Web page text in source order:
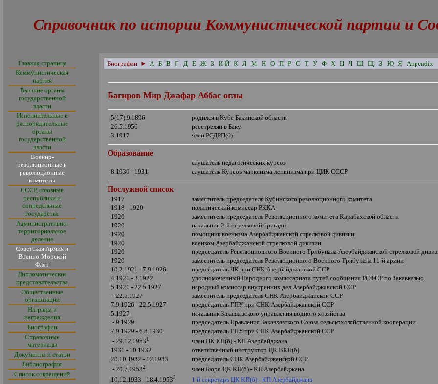
Справочник по истории Коммунистической партии и
Главная страница
Коммунистическая
партия
Высшие органы
государственной
власти
Исполнительные и
распорядительные
органы
государственной
власти
Военно-
революционные и
революционные
комитеты
СССР, союзные
республики и
сопредельные
государства
Административно-
территориальное
деление
Советская Армия и
Военно-Морской
Флот
Дипломатические
представительства
Общественные
организации
Награды и
награждения
Биографии
Справочные
материалы
Документы и статьи
Библиография
Список сокращений
Биографии ► А Б В Г Д Е Ж З И-Й К Л М Н О П Р С Т У Ф Х Ц Ч Ш Щ Э Ю Я Appendix
Багиров Мир Джафар Аббас оглы
5(17).9.1896
родился в Кубе Бакинской области
26.5.1956
расстрелян в Баку
3.1917
член РСДРП(б)
Образование
слушатель педагогических курсов
8.1930 - 1931
слушатель Курсов марксизма-ленинизма при ЦИК СССР
Послужной список
1917
заместитель председателя Кубинского революционного комитета
1918 - 1920
политический комиссар РККА
1920
заместитель председателя Революционного комитета Карабахской области
1920
начальник 2-й стрелковой бригады
1920
помощник военкома Азербайджанской стрелковой дивизии
1920
военком Азербайджанской стрелковой дивизии
1920
председатель Революционного Военного Трибунала Азербайджанской стрелковой
1920
заместитель председателя Революционного Военного Трибунала 11-й армии
10.2.1921 - 7.9.1926
председатель ЧК при СНК Азербайджанской ССР
4.1921 - 3.1922
уполномоченный Народного комиссариата путей сообщения РСФСР по Закавказью
5.1921 - 22.5.1927
народный комиссар внутренних дел Азербайджанской ССР
- 22.5.1927
заместитель председателя СНК Азербайджанской ССР
7.9.1926 - 22.5.1927
председатель ГПУ при СНК Азербайджанской ССР
5.1927 -
начальник Закавказского управления водного хозяйства
- 9.1929
председатель Правления Закавказского Союза сельскохозяйственной кооперации
7.9.1929 - 6.8.1930
председатель ГПУ при СНК Азербайджанской ССР
- 29.12.19531
член ЦК КП(б) - КП Азербайджана
1931 - 10.1932
ответственный инструктор ЦК ВКП(б)
20.10.1932 - 12.1933
председатель СНКАзербайджанской ССР
- 20.7.19532
член Бюро ЦК КП(б) - КП Азербайджана
10.12.1933 - 18.4.19533
1-й секретарь ЦК КП(б) - КП Азербайджана